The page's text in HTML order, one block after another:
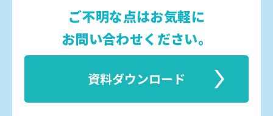
ご不明な点はお気軽に
お問い合わせください。
資料ダウンロード